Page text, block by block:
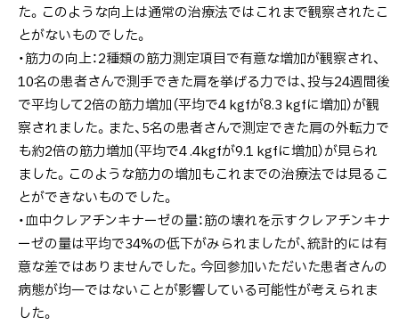
た。このような向上は通常の治療法ではこれまで観察されたこ
とがないものでした。
・筋力の向上：2種類の筋力測定項目で有意な増加が観察され、
10名の患者さんで測手できた肩を挙げる力では、投与24週間後
で平均して2倍の筋力増加（平均で4 kgfが8.3 kgfに増加）が観
察されました。また、5名の患者さんで測定できた肩の外転力で
も約2倍の筋力増加（平均で4 .4kgfが9.1 kgfに増加）が見られ
ました。このような筋力の増加もこれまでの治療法では見るこ
とができないものでした。
・血中クレアチンキナーゼの量：筋の壊れを示すクレアチンキナ
ーゼの量は平均で34%の低下がみられましたが、統計的には有
意な差ではありませんでした。今回参加いただいた患者さんの
病態が均一ではないことが影響している可能性が考えられま
した。